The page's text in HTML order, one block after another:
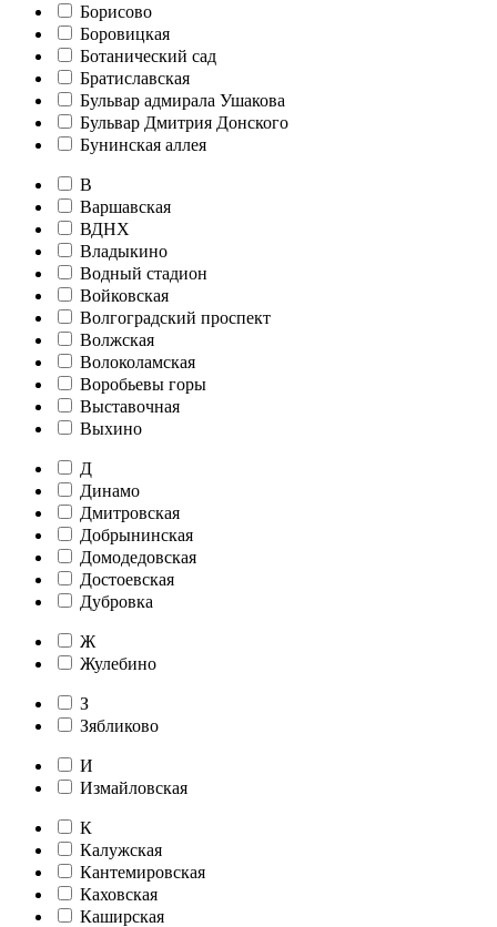
Борисово
Боровицкая
Ботанический сад
Братиславская
Бульвар адмирала Ушакова
Бульвар Дмитрия Донского
Бунинская аллея
В
Варшавская
ВДНХ
Владыкино
Водный стадион
Войковская
Волгоградский проспект
Волжская
Волоколамская
Воробьевы горы
Выставочная
Выхино
Д
Динамо
Дмитровская
Добрынинская
Домодедовская
Достоевская
Дубровка
Ж
Жулебино
З
Зябликово
И
Измайловская
К
Калужская
Кантемировская
Каховская
Каширская